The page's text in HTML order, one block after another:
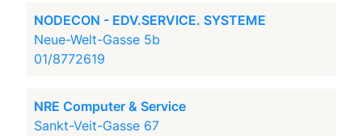
NODECON - EDV.SERVICE. SYSTEME
Neue-Welt-Gasse 5b
01/8772619
NRE Computer & Service
Sankt-Veit-Gasse 67